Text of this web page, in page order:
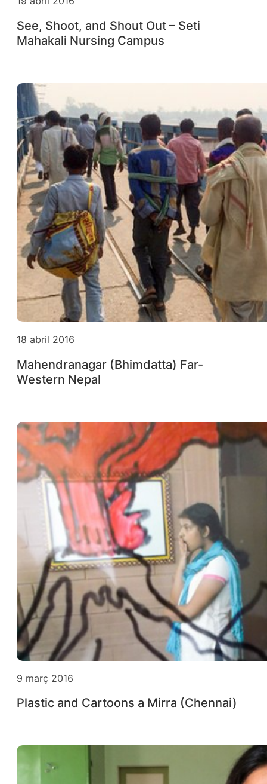
See, Shoot, and Shout Out – Seti
Mahakali Nursing Campus
18 abril 2016
Mahendranagar (Bhimdatta) Far-
Western Nepal
9 març 2016
Plastic and Cartoons a Mirra (Chennai)